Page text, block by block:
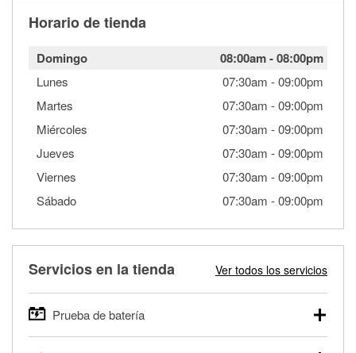
Horario de tienda
Domingo 08:00am-08:00pm
Lunes 07:30am -09:00pm
Martes
07:30am -09:00pm
Miércoles
07:30am -09:00pm
Jueves
07:30am -09:00pm
Viernes
07:30am -09:00pm
Sábado
07:30am -09:00pm
Servicios en la tienda Ver todos los servicios
Prueba de batería